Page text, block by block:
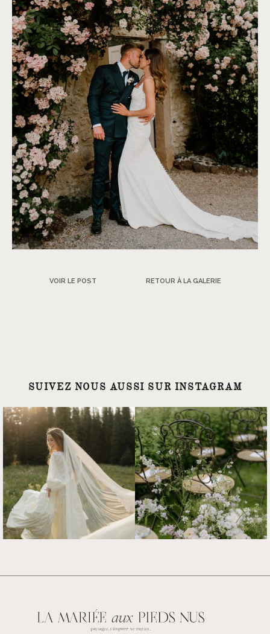
VOIR LE POST RETOUR À LA GALERIE
SUIVEZ NOUS AUSSI SUR INSTAGRAM